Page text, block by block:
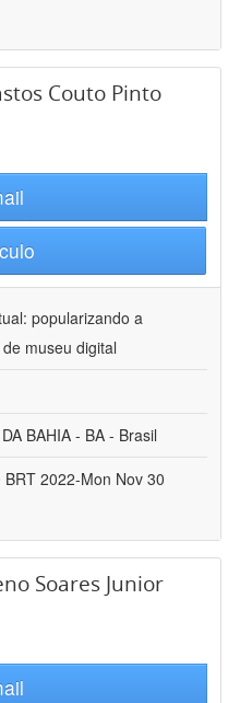
Couto Pinto
popularizando a
museu digital
BAHIA - BA - Brasil
2022-Mon Nov 30
Soares Junior